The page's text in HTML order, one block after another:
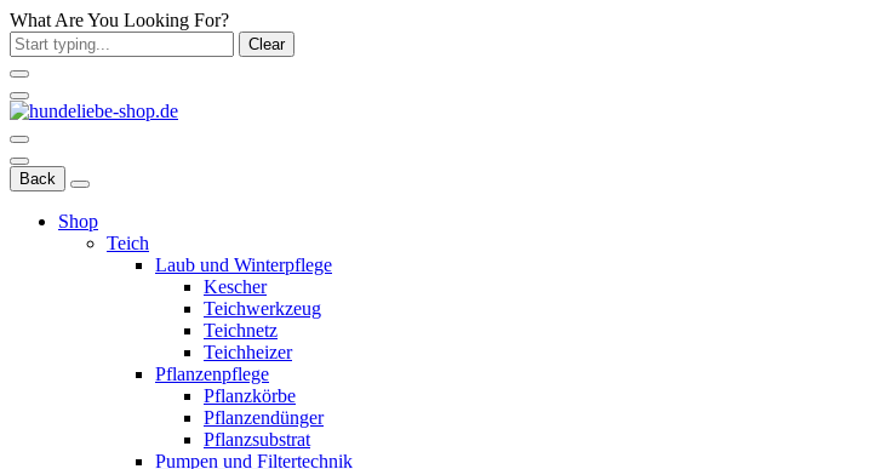
What Are You Looking For?
Clear
Back
Shop
Teich
Laub und Winterpflege
Kescher
Teichwerkzeug
Teichnetz
Teichheizer
Pflanzenpflege
Pflanzkörbe
Pflanzendünger
Pflanzsubstrat
Pumpen und Filtertechnik